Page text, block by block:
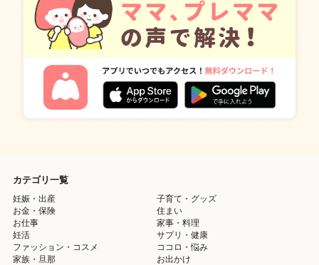
カテゴリ一覧
妊娠・出産
子育て・グッズ
お金・保険
住まい
お仕事
家事・料理
妊活
サプリ・健康
ファッション・コスメ
ココロ・悩み
家族・旦那
お出かけ